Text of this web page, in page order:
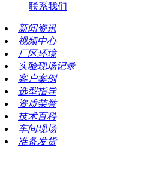
联系我们
新闻资讯
视频中心
厂区环境
实验现场记录
客户案例
选型指导
资质荣誉
技术百科
车间现场
准备发货